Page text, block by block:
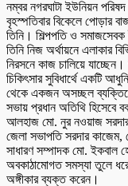
নম্বর নগরঘাটা ইউনিয়ন
বৃহস্পতিবার বিকেলে পোড়ার
তিনি। শিল্পপতি ও সমাজসেবক
তিনি নিজ অর্থায়নে এলাকার
নিরসনে কাজ চালিয়ে
চিকিৎসার সুবিধার্থে একটি
থেকে একজন অসচ্ছল
সভায় প্রধান অতিথি হিসেবে
আলহাজ মো. নুর নওয়াজ
জেলা সভাপতি সরদার
সাধারণ সম্পাদক মো. ইকবাল
অবকাঠামোগত সমস্যা তুলে
অঙ্গীকার ব্যক্ত করেন।